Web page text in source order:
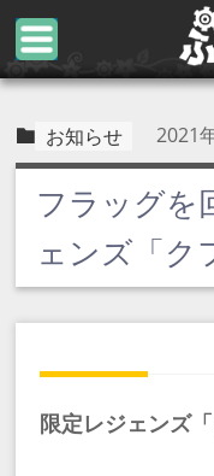
お知らせ 2021
フラッグを
ェンズ「ク
限定レジェンズ